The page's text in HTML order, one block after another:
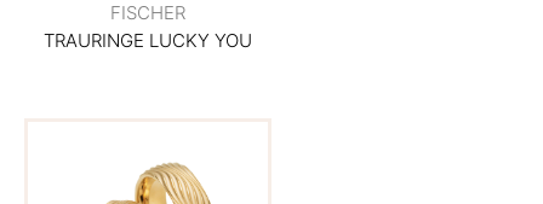
FISCHER
TRAURINGE LUCKY YOU